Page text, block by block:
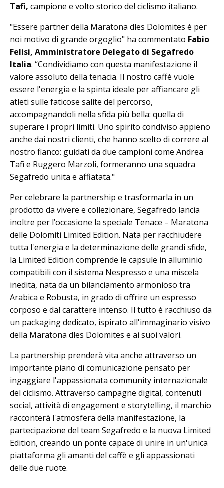
Tafi, campione e volto storico del ciclismo italiano.
"Essere partner della Maratona dles Dolomites è per
noi motivo di grande orgoglio" ha commentato Fabio
Felisi, Amministratore Delegato di Segafredo
Italia. “Condividiamo con questa manifestazione il
valore assoluto della tenacia. Il nostro caffè vuole
essere l'energia e la spinta ideale per affiancare gli
atleti sulle faticose salite del percorso,
accompagnandoli nella sfida più bella: quella di
superare i propri limiti. Uno spirito condiviso appieno
anche dai nostri clienti, che hanno scelto di correre al
nostro fianco: guidati da due campioni come Andrea
Tafi e Ruggero Marzoli, formeranno una squadra
Segafredo unita e affiatata."
Per celebrare la partnership e trasformarla in un
prodotto da vivere e collezionare, Segafredo lancia
inoltre per l’occasione la speciale Tenace – Maratona
delle Dolomiti Limited Edition. Nata per racchiudere
tutta l'energia e la determinazione delle grandi sfide,
la Limited Edition comprende le capsule in alluminio
compatibili con il sistema Nespresso e una miscela
inedita, nata da un bilanciamento armonioso tra
Arabica e Robusta, in grado di offrire un espresso
corposo e dal carattere intenso. Il tutto è racchiuso da
un packaging dedicato, ispirato all'immaginario visivo
della Maratona dles Dolomites e ai suoi valori.
La partnership prenderà vita anche attraverso un
importante piano di comunicazione pensato per
ingaggiare l'appassionata community internazionale
del ciclismo. Attraverso campagne digital, contenuti
social, attività di engagement e storytelling, il marchio
racconterà l'atmosfera della manifestazione, la
partecipazione del team Segafredo e la nuova Limited
Edition, creando un ponte capace di unire in un'unica
piattaforma gli amanti del caffè e gli appassionati
delle due ruote.